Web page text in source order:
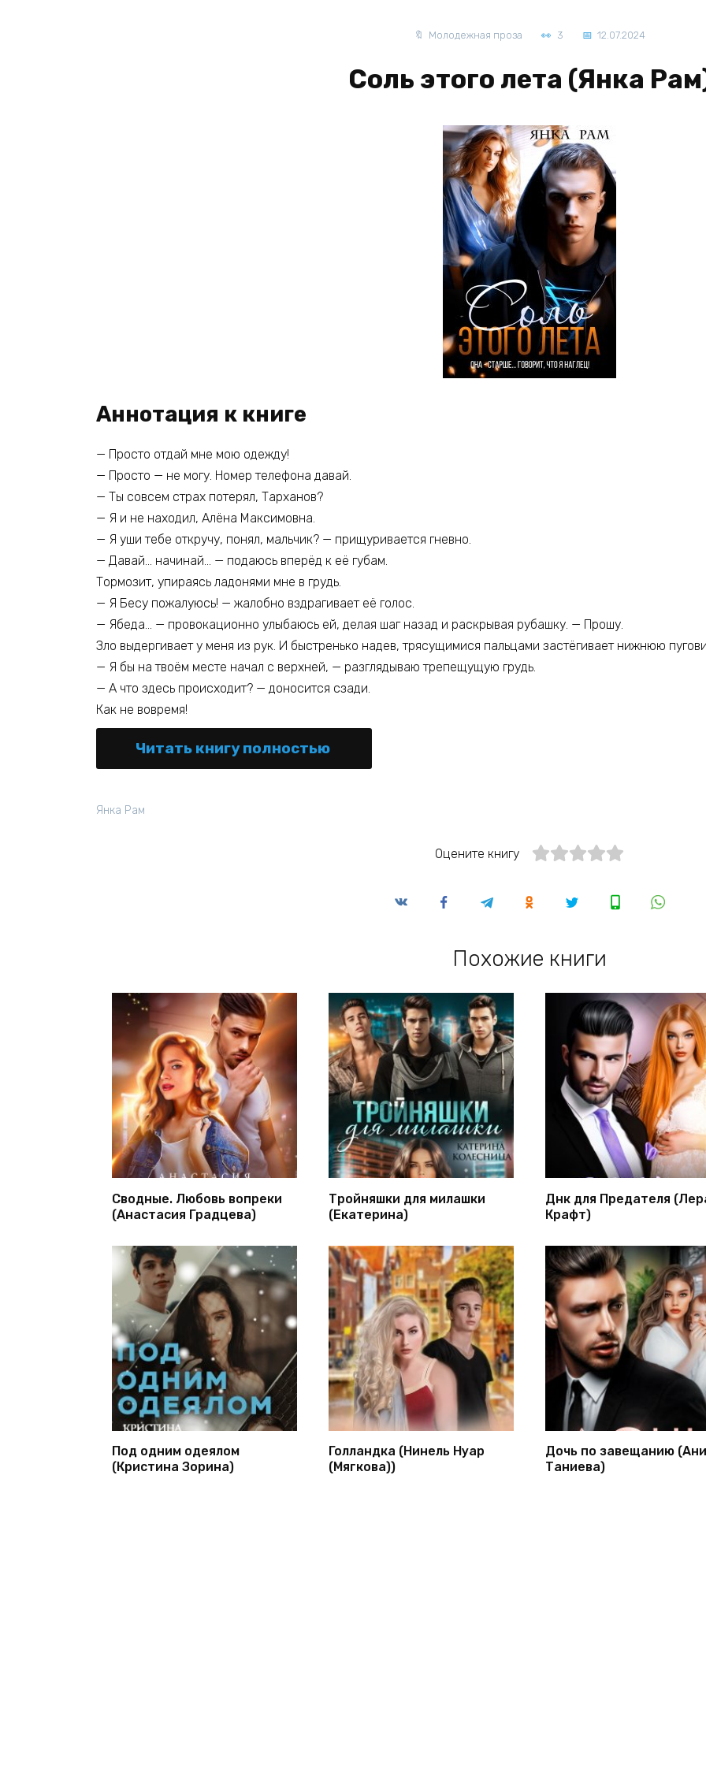
Молодежная проза 3 12.07.2024
Соль этого лета (Янка
Аннотация к книге
— Просто отдай мне мою одежду!
— Просто — не могу. Номер телефона давай.
— Ты совсем страх потерял, Тарханов?
— Я и не находил, Алёна Максимовна.
— Я уши тебе откручу, понял, мальчик? — прищуривается гневно.
— Давай… начинай… — подаюсь вперёд к её губам.
Тормозит, упираясь ладонями мне в грудь.
— Я Бесу пожалуюсь! — жалобно вздрагивает еë голос.
— Ябеда… — провокационно улыбаюсь ей, делая шаг назад и раскрывая рубашку. — Прошу.
Зло выдергивает у меня из рук. И быстренько надев, трясущимися пальцами застёгивает нижнюю
— Я бы на твоём месте начал с верхней, — разглядываю трепещущую грудь.
— А что здесь происходит? — доносится сзади.
Как не вовремя!
Читать книгу полностью
Янка Рам
Оцените книгу
Похожие книги
Сводные. Любовь вопреки
(Анастасия Градцева)
Тройняшки для милашки
(Екатерина)
Днк для Предателя
Крафт)
Под одним одеялом
(Кристина Зорина)
Голландка (Нинель Нуар
(Мягкова))
Дочь по завещанию
Таниева)